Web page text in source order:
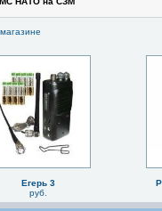
Егерь 3
руб.